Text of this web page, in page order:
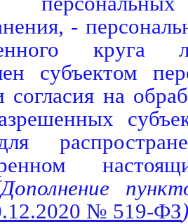
-
субъектом
согласия на
№ 519-ФЗ)